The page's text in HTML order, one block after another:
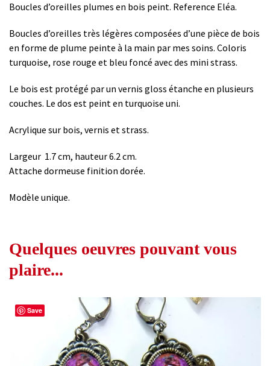
Boucles d’oreilles plumes en bois peint. Reference Eléa.
Boucles d’oreilles très légères composées d’une pièce de bois
en forme de plume peinte à la main par mes soins. Coloris
turquoise, rose rouge et bleu foncé avec des mini strass.
Le bois est protégé par un vernis gloss étanche en plusieurs
couches. Le dos est peint en turquoise uni.
Acrylique sur bois, vernis et strass.
Largeur 1.7 cm, hauteur 6.2 cm.
Attache dormeuse finition dorée.
Modèle unique.
Quelques oeuvres pouvant vous
plaire...
Save